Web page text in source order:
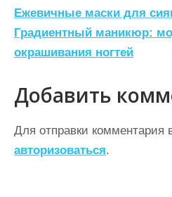
Н
а
в
и
г
а
ц
Ежевичные маски для
Градиентный маникюр:
окрашивания ногтей
Добавить
Для отправки комментария
авторизоваться.